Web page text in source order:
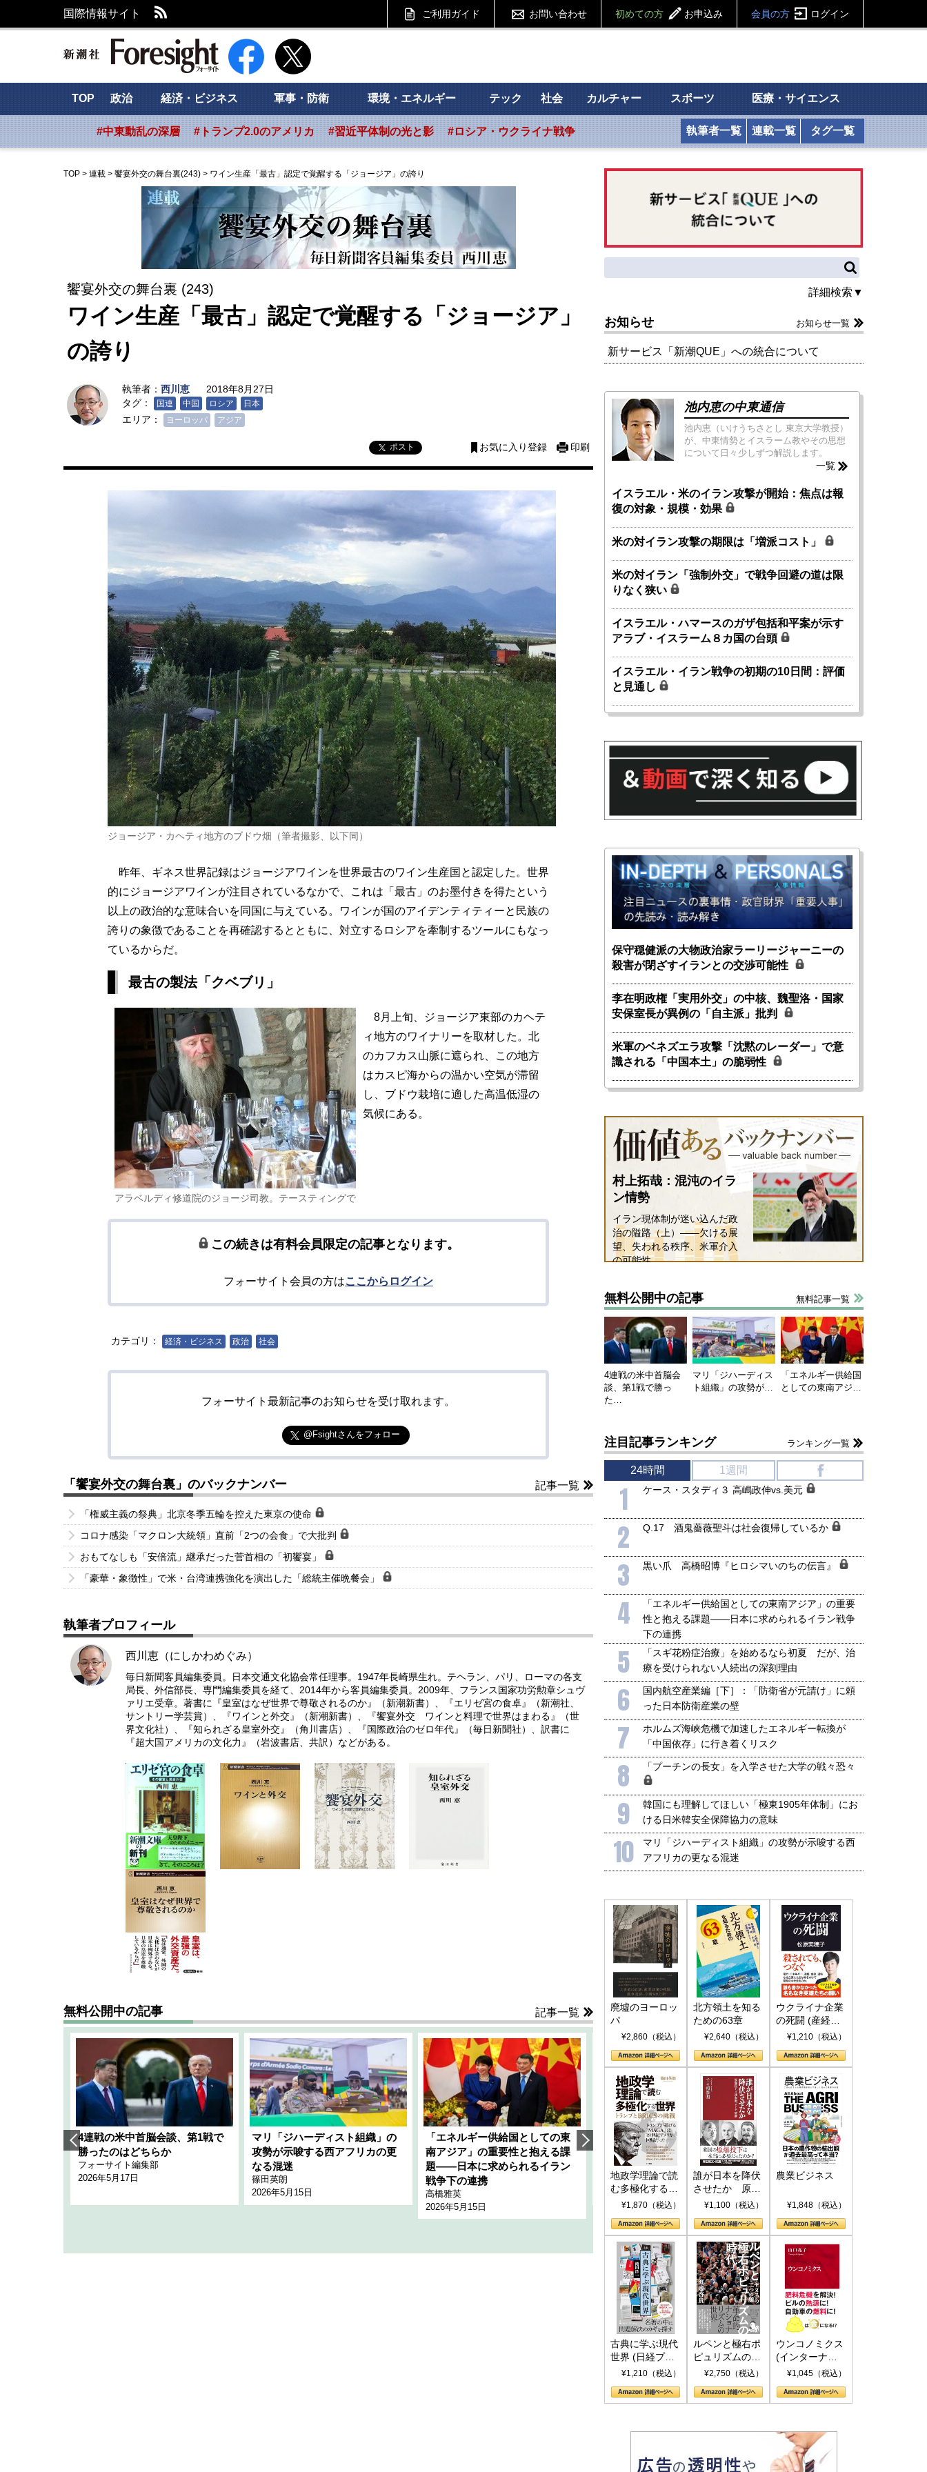
国際情報サイト ご利用ガイド お問い合わせ 初めての方 お申込み 会員の方 ログイン
新潮社 Foresight フォーサイト
TOP 政治 経済・ビジネス 軍事・防衛 環境・エネルギー テック 社会 カルチャー スポーツ 医療・サイエンス
#中東動乱の深層 #トランプ2.0のアメリカ #習近平体制の光と影 #ロシア・ウクライナ戦争 執筆者一覧 連載一覧 タグ一覧
TOP > 連載 > 饗宴外交の舞台裏(243) > ワイン生産「最古」認定で覚醒する「ジョージア」の誇り
饗宴外交の舞台裏 (243)
ワイン生産「最古」認定で覚醒する「ジョージア」
の誇り
執筆者： 西川恵
2018年8月27日
タグ：
国連 中国 ロシア 日本
エリア： ヨーロッパ アジア
ポスト お気に入り登録 印刷
ジョージア・カヘティ地方のブドウ畑（筆者撮影、以下同）
昨年、ギネス世界記録はジョージアワインを世界最古のワイン生産国と認定した。世界
的にジョージアワインが注目されているなかで、これは「最古」のお墨付きを得たという
以上の政治的な意味合いを同国に与えている。ワインが国のアイデンティティーと民族の
誇りの象徴であることを再確認するとともに、対立するロシアを牽制するツールにもなっ
ているからだ。
最古の製法「クベブリ」
アラベルディ修道院のジョージ司教。テースティングで
8月上旬、ジョージア東部のカヘテ
ィ地方のワイナリーを取材した。北
のカフカス山脈に遮られ、この地方
はカスピ海からの温かい空気が滞留
し、ブドウ栽培に適した高温低湿の
気候にある。
この続きは有料会員限定の記事となります。
フォーサイト会員の方はここからログイン
カテゴリ： 経済・ビジネス 政治 社会
フォーサイト最新記事のお知らせを受け取れます。
@Fsightさんをフォロー
「饗宴外交の舞台裏」のバックナンバー 記事一覧
「権威主義の祭典」北京冬季五輪を控えた東京の使命
コロナ感染「マクロン大統領」直前「2つの会食」で大批判
おもてなしも「安倍流」継承だった菅首相の「初饗宴」
「豪華・象徴性」で米・台湾連携強化を演出した「総統主催晩餐会」
執筆者プロフィール
西川恵（にしかわめぐみ）
毎日新聞客員編集委員。日本交通文化協会常任理事。1947年長崎県生れ。テヘラン、パリ、ローマの各支
局長、外信部長、専門編集委員を経て、2014年から客員編集委員。2009年、フランス国家功労勲章シュヴ
ァリエ受章。著書に『皇室はなぜ世界で尊敬されるのか』（新潮新書）、『エリゼ宮の食卓』（新潮社、
サントリー学芸賞）、『ワインと外交』（新潮新書）、『饗宴外交 ワインと料理で世界はまわる』（世
界文化社）、『知られざる皇室外交』（角川書店）、『国際政治のゼロ年代』（毎日新聞社）、訳書に
『超大国アメリカの文化力』（岩波書店、共訳）などがある。
無料公開中の記事 記事一覧
4連戦の米中首脳会談、第1戦で
勝ったのはどちらか
フォーサイト編集部
2026年5月17日
マリ「ジハーディスト組織」の
攻勢が示唆する西アフリカの更
なる混迷
篠田英朗
2026年5月15日
「エネルギー供給国としての東
南アジア」の重要性と抱える課
題――日本に求められるイラン
戦争下の連携
高橋雅英
2026年5月15日
韓国にも理解してほしい「極東
1905年体制」における日米韓安
全保障協力の意味
千々和泰明
2026年5月15日
ホルムズ海峡危機で加速したエ
ネルギー転換が「中国依存」に
行き着くリスク
小山堅
詳細検索▼
お知らせ お知らせ一覧
新サービス「新潮QUE」への統合について
池内恵の中東通信
池内恵（いけうちさとし 東京大学教授）
が、中東情勢とイスラーム教やその思想
について日々少しずつ解説します。
一覧
イスラエル・米のイラン攻撃が開始：焦点は報
復の対象・規模・効果
米の対イラン攻撃の期限は「増派コスト」
米の対イラン「強制外交」で戦争回避の道は限
りなく狭い
イスラエル・ハマースのガザ包括和平案が示す
アラブ・イスラーム８カ国の台頭
イスラエル・イラン戦争の初期の10日間：評価
と見通し
保守穏健派の大物政治家ラーリージャーニーの
殺害が閉ざすイランとの交渉可能性
李在明政権「実用外交」の中核、魏聖洛・国家
安保室長が異例の「自主派」批判
米軍のベネズエラ攻撃「沈黙のレーダー」で意
識される「中国本土」の脆弱性
村上拓哉：混沌のイラ
ン情勢
イラン現体制が迷い込んだ政
治の隘路（上）――欠ける展
望、失われる秩序、米軍介入
の可能性
無料公開中の記事 無料記事一覧
4連戦の米中首脳会
談、第1戦で勝っ
た…
マリ「ジハーディス
ト組織」の攻勢が…
「エネルギー供給国
としての東南アジ…
注目記事ランキング ランキング一覧
24時間 1週間
1 ケース・スタディ３ 高嶋政伸vs.美元
2 Q.17 酒鬼薔薇聖斗は社会復帰しているか
3 黒い爪 高橋昭博『ヒロシマいのちの伝言』
4
「エネルギー供給国としての東南アジア」の重要
性と抱える課題――日本に求められるイラン戦争
下の連携
5
「スギ花粉症治療」を始めるなら初夏 だが、治
療を受けられない人続出の深刻理由
6
国内航空産業編［下］：「防衛省が元請け」に頼
った日本防衛産業の壁
7
ホルムズ海峡危機で加速したエネルギー転換が
「中国依存」に行き着くリスク
8 「プーチンの長女」を入学させた大学の戦々恐々
9
韓国にも理解してほしい「極東1905年体制」にお
ける日米韓安全保障協力の意味
10
マリ「ジハーディスト組織」の攻勢が示唆する西
アフリカの更なる混迷
廃墟のヨーロッ
パ
¥2,860（税込）
北方領土を知る
ための63章
¥2,640（税込）
ウクライナ企業
の死闘 (産経セ
レクト S 039)
¥1,210（税込）
地政学理論で読
む多極化する世
界：トランプと
¥1,870（税込）
誰が日本を降伏
させたか 原爆
投下、ソ連参
(PHP新書)
¥1,100（税込）
農業ビジネス
¥1,848（税込）
古典に学ぶ現代
世界 (日経プレ
ミアシリーズ)
¥1,210（税込）
ルペンと極右ポ
ピュリズムの時
代：〈ヤヌス〉
¥2,750（税込）
ウンコノミクス
(インターナシ
ョナル新書)
¥1,045（税込）